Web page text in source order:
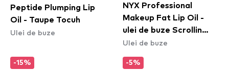
Peptide Plumping Lip
Oil - Taupe Tocuh
Ulei de buze
-15%
NYX Professional
Makeup Fat Lip Oil -
ulei de buze Scrollin
(FOLD07)
Ulei de buze
-5%